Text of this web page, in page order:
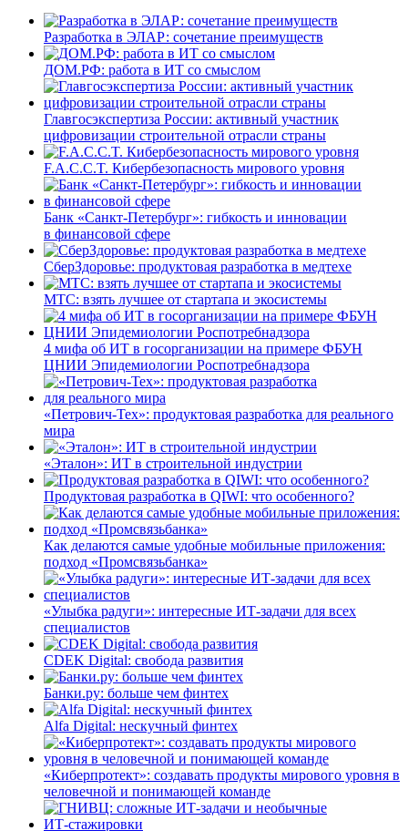
Разработка в ЭЛАР: сочетание преимуществ
ДОМ.РФ: работа в ИТ со смыслом
Главгосэкспертиза России: активный участник
цифровизации строительной отрасли страны
F.A.C.C.T. Кибербезопасность мирового уровня
Банк «Санкт-Петербург»: гибкость и инновации
в финансовой сфере
СберЗдоровье: продуктовая разработка в медтехе
МТС: взять лучшее от стартапа и экосистемы
4 мифа об ИТ в госорганизации на примере ФБУН
ЦНИИ Эпидемиологии Роспотребнадзора
«Петрович-Тех»: продуктовая разработка для реального
мира
«Эталон»: ИТ в строительной индустрии
Продуктовая разработка в QIWI: что особенного?
Как делаются самые удобные мобильные приложения:
подход «Промсвязьбанка»
«Улыбка радуги»: интересные ИТ-задачи для всех
специалистов
CDEK Digital: свобода развития
Банки.ру: больше чем финтех
Alfa Digital: нескучный финтех
«Киберпротект»: создавать продукты мирового уровня в
человечной и понимающей команде